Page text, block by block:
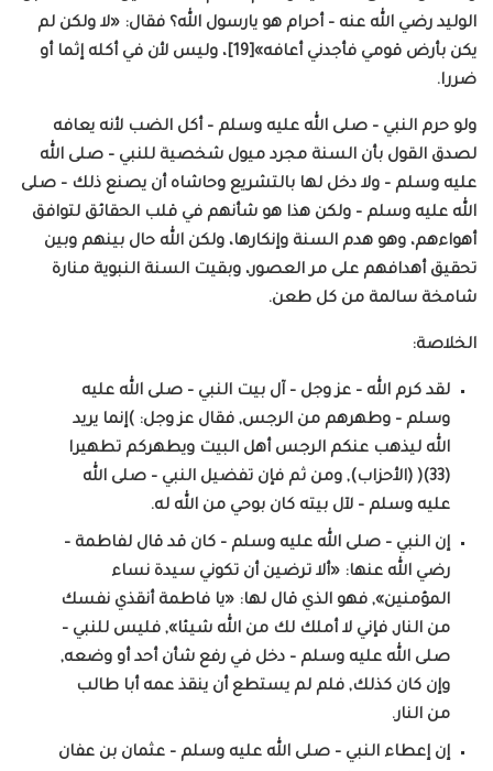
الوليد رضي الله عنه – أحرام هو يارسول الله؟ فقال: «لا ولكن لم
يكن بأرض قومي فأجدني أعافه»[19]، وليس لأن في أكله إثما أو
ضررا.
ولو حرم النبي – صلى الله عليه وسلم – أكل الضب لأنه يعافه
لصدق القول بأن السنة مجرد ميول شخصية للنبي – صلى الله
عليه وسلم – ولا دخل لها بالتشريع وحاشاه أن يصنع ذلك – صلى
الله عليه وسلم – ولكن هذا هو شأنهم في قلب الحقائق لتوافق
أهواءهم، وهو هدم السنة وإنكارها، ولكن الله حال بينهم وبين
تحقيق أهدافهم على مر العصور، وبقيت السنة النبوية منارة
شامخة سالمة من كل طعن.
الخلاصة:
لقد كرم الله – عز وجل – آل بيت النبي – صلى الله عليه
وسلم – وطهرهم من الرجس, فقال عز وجل: )إنما يريد
الله ليذهب عنكم الرجس أهل البيت ويطهركم تطهيرا
(33)( (الأحزاب), ومن ثم فإن تفضيل النبي – صلى الله
عليه وسلم – لآل بيته كان بوحي من الله له.
إن النبي – صلى الله عليه وسلم – كان قد قال لفاطمة –
رضي الله عنها: «ألا ترضين أن تكوني سيدة نساء
المؤمنين», فهو الذي قال لها: «يا فاطمة أنقذي نفسك
من النار, فإني لا أملك لك من الله شيئا», فليس للنبي –
صلى الله عليه وسلم – دخل في رفع شأن أحد أو وضعه,
وإن كان كذلك, فلم لم يستطع أن ينقذ عمه أبا طالب
من النار.
إن إعطاء النبي – صلى الله عليه وسلم – عثمان بن عفان